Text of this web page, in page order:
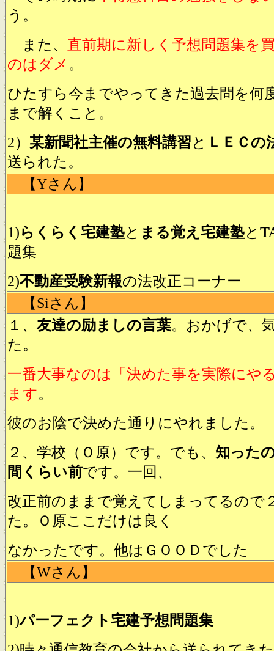
う。
また、 直前期に新しく予想問題集を
のはダメ 。
ひたすら今までやってきた過去問を何
まで解くこと。
2） 某新聞社主催の無料講習と ＬＥＣの
送られた。
【Yさん】
1)らくらく宅建塾と まる覚え宅建塾と
題集
2)不動産受験新報の法改正コーナー
【Siさん】
１、 友達の励ましの言葉。おかげで、
た。
一番大事なのは「決めた事を実際にや
ます。
彼のお陰で決めた通りにやれました。
２、学校（Ｏ原）です。でも、 知った
間くらい前です。一回、
改正前のままで覚えてしまってるので
た。Ｏ原ここだけは良く
なかったです。他はＧＯＯＤでした
【Wさん】
1)パーフェクト宅建予想問題集